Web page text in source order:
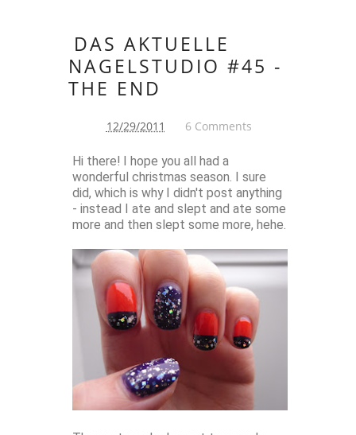
DAS AKTUELLE
NAGELSTUDIO #45 -
THE END
12/29/2011 6 Comments
Hi there! I hope you all had a
wonderful christmas season. I sure
did, which is why I didn't post anything
- instead I ate and slept and ate some
more and then slept some more, hehe.